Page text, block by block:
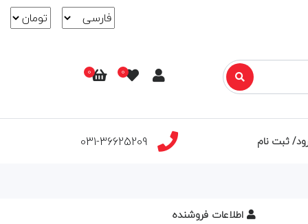
0
0
ثبت نام 031-36625209
اطلاعات فروشنده